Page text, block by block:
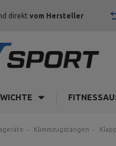
direkt vom Hersteller
Klimmzugstangen